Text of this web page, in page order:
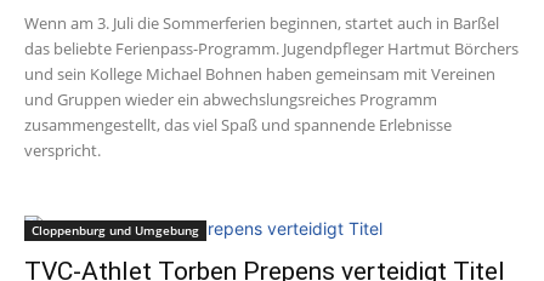
Wenn am 3. Juli die Sommerferien beginnen, startet auch in Barßel
das beliebte Ferienpass-Programm. Jugendpfleger Hartmut Börchers
und sein Kollege Michael Bohnen haben gemeinsam mit Vereinen
und Gruppen wieder ein abwechslungsreiches Programm
zusammengestellt, das viel Spaß und spannende Erlebnisse
verspricht.
Cloppenburg und Umgebung
TVC-Athlet Torben Prepens verteidigt Titel